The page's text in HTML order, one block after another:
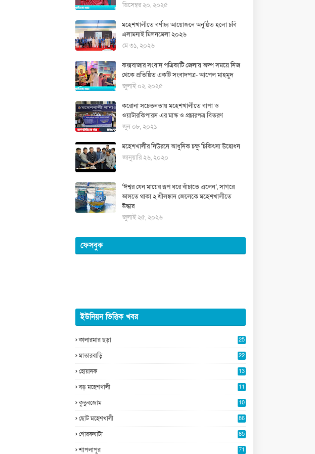
ডিসেম্বর ২০, ২০২৫
মহেশখালীতে বর্ণাঢ্য আয়োজনে অনুষ্ঠিত হলো চবি
এলামনাই মিলনমেলা ২০২৬
মে ৩১, ২০২৬
কক্সবাজার সংবাদ পত্রিকাটি জেলায় অল্প সময়ে নিজ
থেকে প্রতিষ্ঠিত একটি সংবাদপত্র- আপেল মাহমুদ
জুলাই ০২, ২০২৫
করোনা সচেতনতায় মহেশখালীতে বাপা ও
ওয়াটারকিপারস এর মাস্ক ও প্রচারপত্র বিতরণ
জুন ০৮, ২০২১
মহেশখালীর নিউরনে আধুনিক চক্ষু চিকিৎসা উদ্বোধন
জানুয়ারি ২৬, ২০২০
‘ঈশ্বর যেন মায়ের রূপ ধরে বাঁচাতে এলেন’, সাগরে
ভাসতে থাকা ২ শ্রীলঙ্কান জেলেকে মহেশখালীতে
উদ্ধার
জুলাই ২৫, ২০২৬
ফেসবুক
ইউনিয়ন ভিত্তিক খবর
কালারমার ছড়া
25
মাতারবাড়ি
22
হোয়ানক
13
বড় মহেশখালী
11
কুতুবজোম
10
ছোট মহেশখালী 86
গোরকঘাটা 85
শাপলাপুর 71